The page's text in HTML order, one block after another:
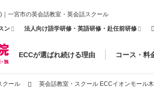
一宮市の英会話教室・英会話スクール
ン 法人向け語学研修・英語研修・赴任前研修
ECCが選ばれ続ける理由 コース・料
クール 英会話教室・スクール ECCイオンモール